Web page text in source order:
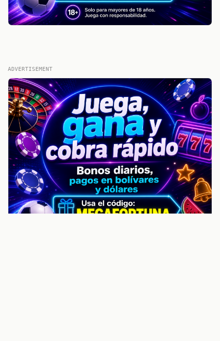
ADVERTISEMENT